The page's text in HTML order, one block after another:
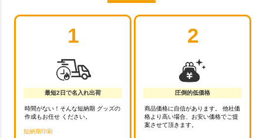
1
最短2日で名入れ出荷
時間がない！そんな短納期 グッズの
作成もお任せ ください。
短納期印刷
2
圧倒的低価格
商品価格に自信があります。 他社価
格より高い場合、お安い価格でご提
案させて頂きます。